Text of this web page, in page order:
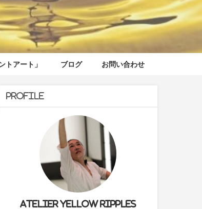
トアート」 ブログ お問い合わせ
Profile
Atelier yellow ripples